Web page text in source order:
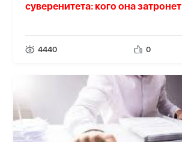
суверенитета: кого она затронет
4440 0